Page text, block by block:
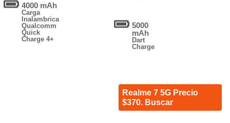
4000 mAh
Carga
Inalambrica
Qualcomm
Quick
Charge 4+
5000
mAh
Dart
Charge
Realme 7 5G Precio
$370. Buscar